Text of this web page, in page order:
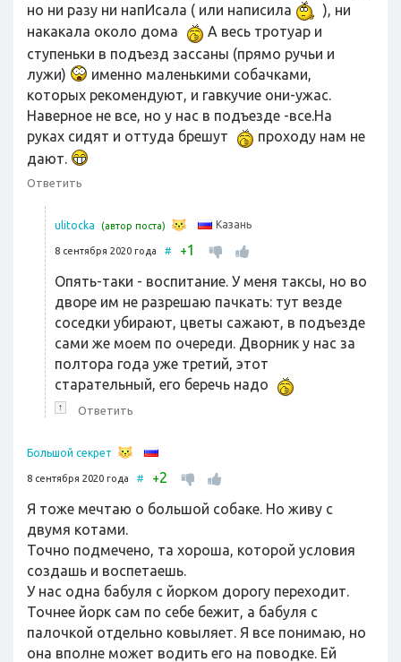
но ни разу ни напИсала ( или написила
), ни
накакала около дома
А весь тротуар и
ступеньки в подъезд зассаны (прямо ручьи и
лужи)
именно маленькими собачками,
которых рекомендуют, и гавкучие они-ужас.
Наверное не все, но у нас в подъезде -все.На
руках сидят и оттуда брешут
проходу нам не
дают.
Ответить
ulitocka (автор поста) Казань
8 сентября 2020 года # +1
Опять-таки - воспитание. У меня таксы, но во
дворе им не разрешаю пачкать: тут везде
соседки убирают, цветы сажают, в подъезде
сами же моем по очереди. Дворник у нас за
полтора года уже третий, этот
старательный, его беречь надо
↑ Ответить
Большой секрет
8 сентября 2020 года # +2
Я тоже мечтаю о большой собаке. Но живу с
двумя котами.
Точно подмечено, та хороша, которой условия
создашь и воспетаешь.
У нас одна бабуля с йорком дорогу переходит.
Точнее йорк сам по себе бежит, а бабуля с
палочкой отдельно ковыляет. Я все понимаю, но
она вполне может водить его на поводке. Ей